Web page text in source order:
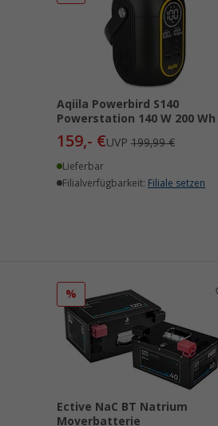
Aqiila Powerbird S140
Powerstation 140 W 200 Wh
159,- €UVP199,99 €
Lieferbar
Filialverfügbarkeit: Filiale setzen
%
Ective NaC BT Natrium
Moverbatterie